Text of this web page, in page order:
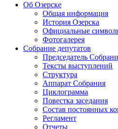
Об Озерске
Общая информация
История Озерска
Официальные
Фотогалерея
Собрание депутатов
Председатель
Тексты выступлений
Структура
Аппарат Собрания
Циклограмма
Повестка заседания
Состав постоянных
Регламент
Отчеты